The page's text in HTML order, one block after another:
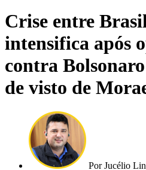
Crise entre
intensifica após
contra
de visto de
PorJucélio